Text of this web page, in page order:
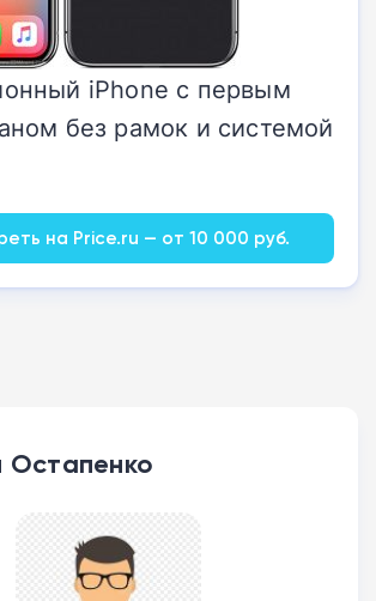
iPhone с первым
без рамок и системой
на Price.ru — от 10 000 руб.
Остапенко